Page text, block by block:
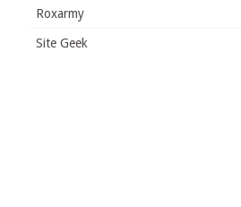
Roxarmy
Site Geek